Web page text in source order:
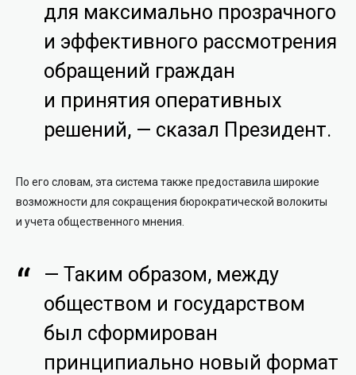
для максимально прозрачного
и эффективного рассмотрения
обращений граждан
и принятия оперативных
решений, — сказал Президент.
По его словам, эта система также предоставила широкие
возможности для сокращения бюрократической волокиты
и учета общественного мнения.
— Таким образом, между
обществом и государством
был сформирован
принципиально новый формат